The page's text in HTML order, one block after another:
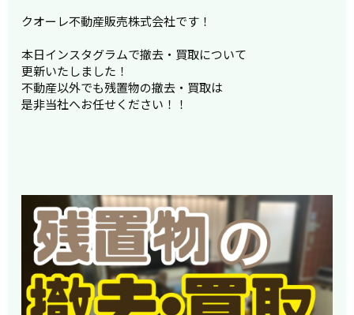
クオーレ不動産販売株式会社です！
本日インスタグラムで撤去・買取について
更新いたしました！
不動産以外でも残置物の撤去・買取は
是非当社へお任せください！！